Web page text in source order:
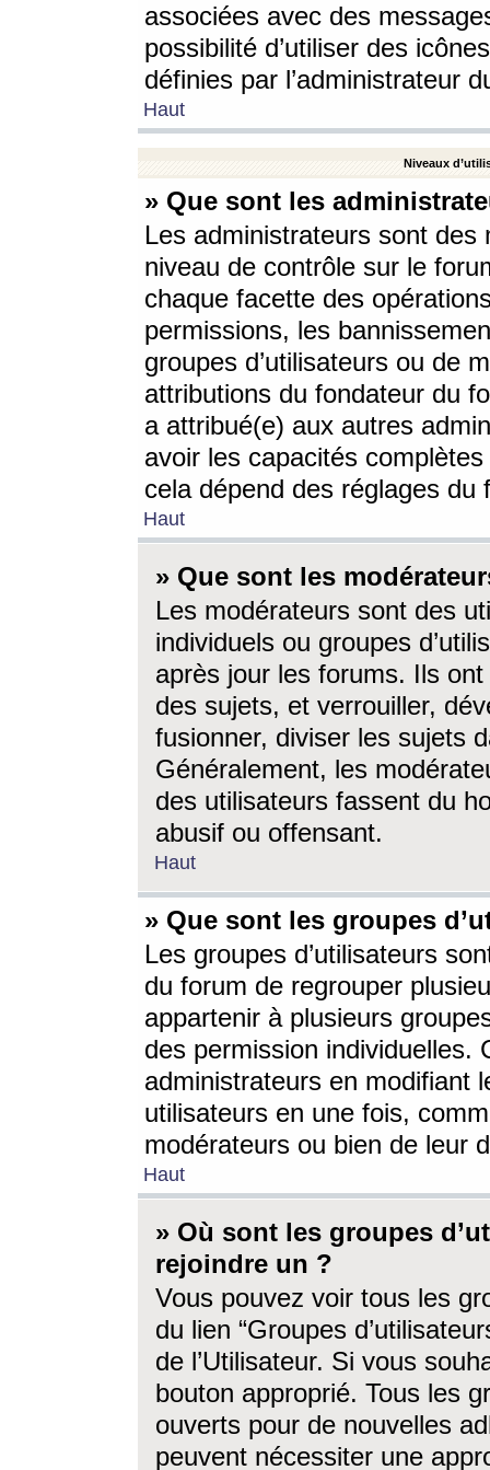
associées avec des
possibilité d’utiliser des
définies par l’administrateur
Haut
Niveaux
» Que sont les
Les administrateurs sont
niveau de contrôle sur le
chaque facette des
permissions, les
groupes d’utilisateurs ou de
attributions du fondateur du
a attribué(e) aux autres
avoir les capacités
cela dépend des réglages du
Haut
» Que sont les
Les modérateurs sont des
individuels ou groupes
après jour les forums. Ils ont
des sujets, et verrouiller,
fusionner, diviser les sujets
Généralement, les
des utilisateurs fassent du
abusif ou offensant.
Haut
» Que sont les groupes
Les groupes d’utilisateurs
du forum de regrouper
appartenir à plusieurs
des permission individuelles.
administrateurs en modifiant
utilisateurs en une fois,
modérateurs ou bien de leur
Haut
» Où sont les groupes
rejoindre un ?
Vous pouvez voir tous les
du lien “Groupes
de l’Utilisateur. Si vous
bouton approprié. Tous les
ouverts pour de nouvelles
peuvent nécessiter une